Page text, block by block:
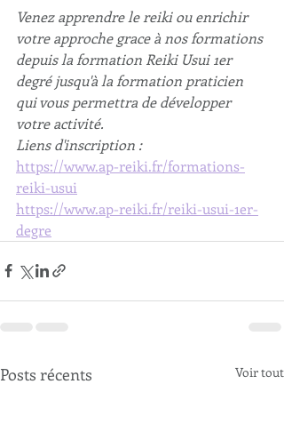
Venez apprendre le reiki ou enrichir
votre approche grace à nos formations
depuis la formation Reiki Usui 1er
degré jusqu'à la formation praticien
qui vous permettra de développer
votre activité.
Liens d'inscription :
https://www.ap-reiki.fr/formations-
reiki-usui
https://www.ap-reiki.fr/reiki-usui-1er-
degre
Posts récents Voir tout